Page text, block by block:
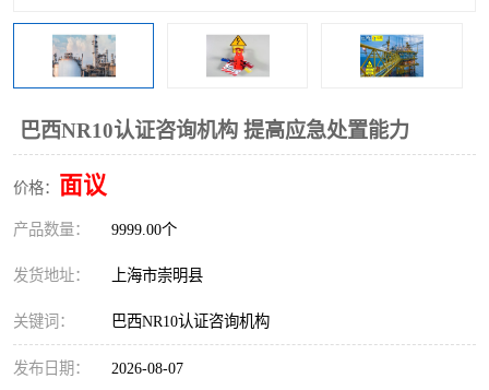
巴西NR10认证咨询机构 提高应急处置能力
价格： 面议
产品数量： 9999.00个
发货地址： 上海市崇明县
关键词： 巴西NR10认证咨询机构
发布日期： 2026-08-07